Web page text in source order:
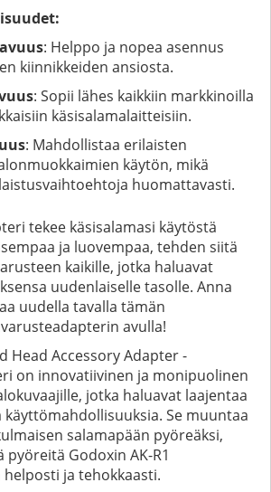
: Helppo ja nopea asennus
kiinnikkeiden ansiosta.
: Sopii lähes kaikkiin markkinoilla
käsisalamalaitteisiin.
: Mahdollistaa erilaisten
käytön, mikä
huomattavasti.
tekee käsisalamasi käytöstä
ja luovempaa, tehden siitä
kaikille, jotka haluavat
uudenlaiselle tasolle. Anna
uudella tavalla tämän
avulla!
Head Accessory Adapter -
on innovatiivinen ja monipuolinen
jotka haluavat laajentaa
käyttömahdollisuuksia. Se muuntaa
salamapään pyöreäksi,
Godoxin AK-R1
ja tehokkaasti.